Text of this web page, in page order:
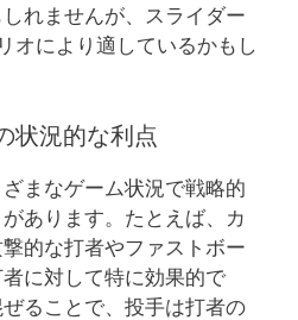
れませんが、スライダー
オにより適しているかもし
状況的な利点
まなゲーム状況で戦略的
あります。たとえば、カ
的な打者やファストボー
に対して特に効果的で
ることで、投手は打者の